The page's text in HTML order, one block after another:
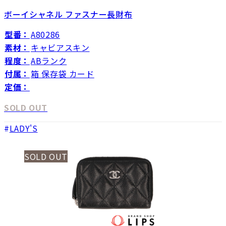
ボーイシャネル ファスナー長財布
型番： A80286
素材： キャビアスキン
程度： ABランク
付属： 箱 保存袋 カード
定価：
SOLD OUT
LADY'S
SOLD OUT